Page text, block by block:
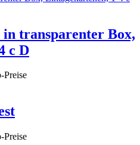
transparenter Box,
c D
Preise
Preise